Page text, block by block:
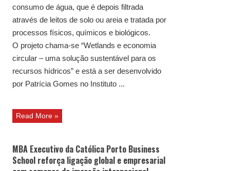
consumo de água, que é depois filtrada
através de leitos de solo ou areia e tratada por
processos físicos, químicos e biológicos.
O projeto chama-se “Wetlands e economia
circular – uma solução sustentável para os
recursos hídricos” e está a ser desenvolvido
por Patrícia Gomes no Instituto ...
Read More »
MBA Executivo da Católica Porto Business
School reforça ligação global e empresarial